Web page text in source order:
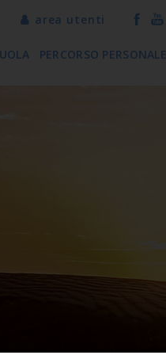
area utenti
PERCORSO PERSONALE